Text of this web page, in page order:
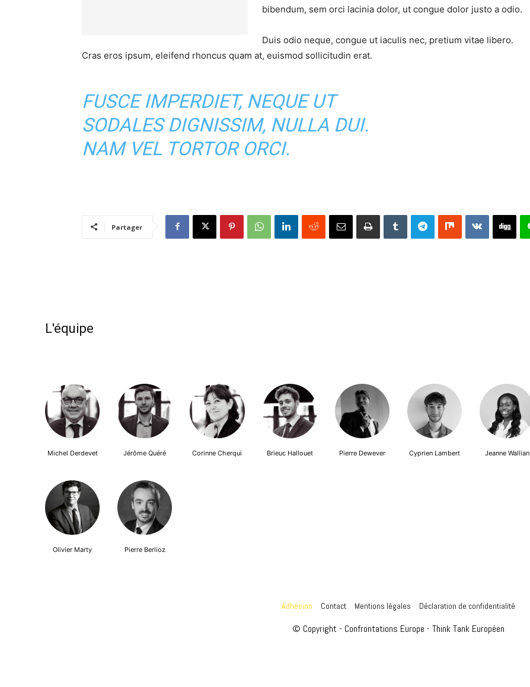
bibendum, sem orci lacinia dolor, ut congue dolor justo a odio.
Duis odio neque, congue ut iaculis nec, pretium vitae libero.
Cras eros ipsum, eleifend rhoncus quam at, euismod sollicitudin erat.
FUSCE IMPERDIET, NEQUE UT
SODALES DIGNISSIM, NULLA DUI.
NAM VEL TORTOR ORCI.
Partager
L'équipe
Michel Derdevet Jérôme Quéré Corinne Cherqui Brieuc Hallouet Pierre Dewever Cyprien Lambert Jeanne Wallian
Olivier Marty Pierre Berlioz
Adhésion Contact Mentions légales Déclaration de confidentialité
© Copyright - Confrontations Europe - Think Tank Européen